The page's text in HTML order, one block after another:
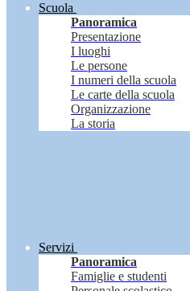
Scuola
Panoramica
Presentazione
I luoghi
Le persone
I numeri della scuola
Le carte della scuola
Organizzazione
La storia
Servizi
Panoramica
Famiglie e studenti